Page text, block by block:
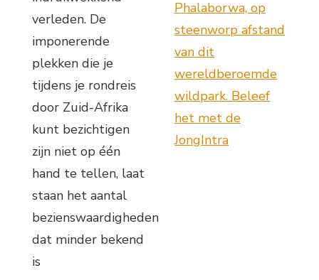
verleden. De
imponerende
plekken die je
tijdens je rondreis
door Zuid-Afrika
kunt bezichtigen
zijn niet op één
hand te tellen, laat
staan het aantal
bezienswaardigheden
dat minder bekend
is
Phalaborwa, op
steenworp afstand
van dit
wereldberoemde
wildpark. Beleef
het met de
JongIntra